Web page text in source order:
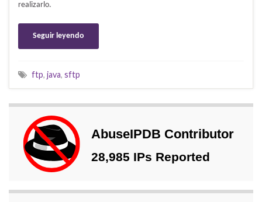
realizarlo.
Seguir leyendo
ftp, java, sftp